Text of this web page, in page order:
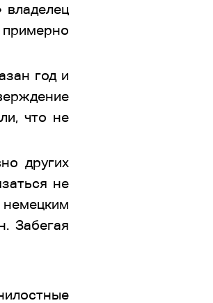
примерно
год и
что не
других
не
Забегая